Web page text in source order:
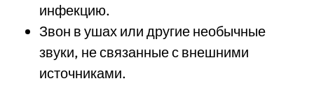
инфекцию.
Звон в ушах или другие необычные
звуки, не связанные с внешними
источниками.